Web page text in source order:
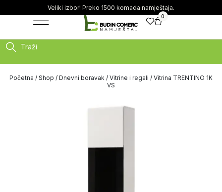
Veliki izbor! Preko 1500 komada namještaja.
0
Traži
Početna / Shop / Dnevni boravak / Vitrine i regali / Vitrina TRENTINO 1K
VS